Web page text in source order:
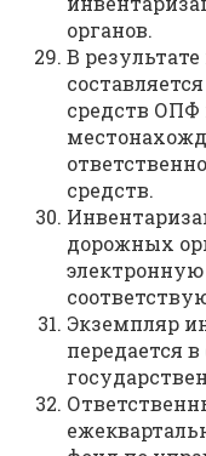
органов.
В
средств
средств.
дорожных
Экземпляр
передается